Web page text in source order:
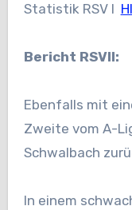
Statistik RSV I
Bericht RSVII:
Ebenfalls mit
Zweite vom A-
Schwalbach
In einem